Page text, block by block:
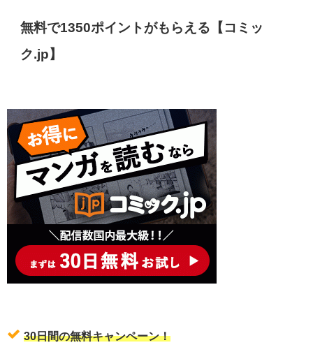
無料で1350ポイントがもらえる【コミッ
ク.jp】
30日間の無料キャンペーン！